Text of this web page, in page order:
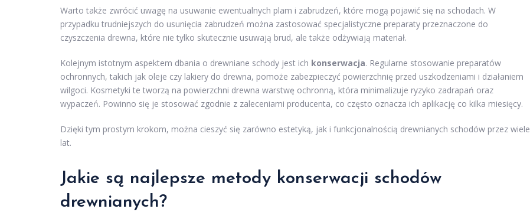
Warto także zwrócić uwagę na usuwanie ewentualnych plam i zabrudzeń, które mogą pojawić się na schodach. W
przypadku trudniejszych do usunięcia zabrudzeń można zastosować specjalistyczne preparaty przeznaczone do
czyszczenia drewna, które nie tylko skutecznie usuwają brud, ale także odżywiają materiał.
Kolejnym istotnym aspektem dbania o drewniane schody jest ich konserwacja. Regularne stosowanie preparatów
ochronnych, takich jak oleje czy lakiery do drewna, pomoże zabezpieczyć powierzchnię przed uszkodzeniami i działaniem
wilgoci. Kosmetyki te tworzą na powierzchni drewna warstwę ochronną, która minimalizuje ryzyko zadrapań oraz
wypaczeń. Powinno się je stosować zgodnie z zaleceniami producenta, co często oznacza ich aplikację co kilka miesięcy.
Dzięki tym prostym krokom, można cieszyć się zarówno estetyką, jak i funkcjonalnością drewnianych schodów przez wiele
lat.
Jakie są najlepsze metody konserwacji schodów
drewnianych?